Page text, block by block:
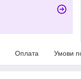
Оплата Умови